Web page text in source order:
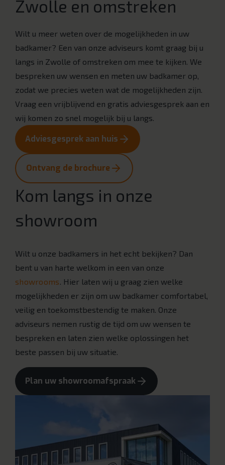
Zwolle en omstreken
Wilt u meer weten over de mogelijkheden in uw
badkamer? Een van onze adviseurs komt graag bij u
langs in Zwolle of omstreken om mee te kijken. We
bespreken uw wensen en meten uw badkamer op,
zodat we precies weten wat de mogelijkheden zijn.
Vraag een vrijblijvend en gratis adviesgesprek aan en
wij komen zo snel mogelijk bij u langs.
Adviesgesprek aan huis
Ontvang de brochure
Kom langs in onze
showroom
Wilt u onze badkamers in het echt bekijken? Dan
bent u van harte welkom in een van onze
showrooms. Hier laten wij u graag zien welke
mogelijkheden er zijn om uw badkamer comfortabel,
veilig en toekomstbestendig te maken. Onze
adviseurs nemen rustig de tijd om uw wensen te
bespreken en laten zien welke oplossingen het
beste passen bij uw situatie.
Plan uw showroomafspraak